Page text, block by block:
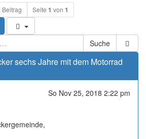
Beitrag Seite 1 von 1
Suche
sechs Jahre mit dem Motorrad
So Nov 25, 2018 2:22 pm